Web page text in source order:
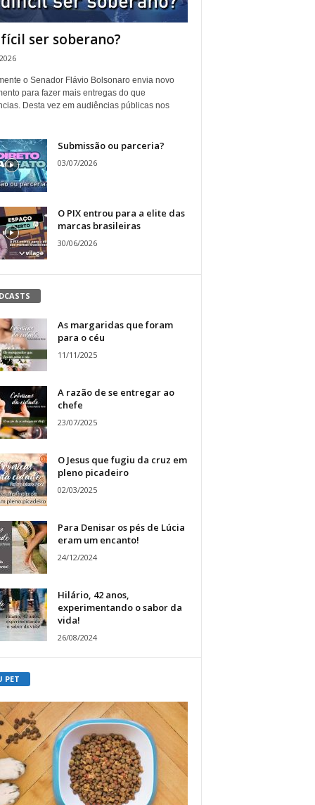
ser soberano?
o Senador Flávio Bolsonaro envia novo
para fazer mais entregas do que
Desta vez em audiências públicas nos
Submissão ou parceria?
03/07/2026
O PIX entrou para a elite das
marcas brasileiras
30/06/2026
As margaridas que foram
para o céu
11/11/2025
A razão de se entregar ao
chefe
23/07/2025
O Jesus que fugiu da cruz em
pleno picadeiro
02/03/2025
Para Denisar os pés de Lúcia
eram um encanto!
24/12/2024
Hilário, 42 anos,
experimentando o sabor da
vida!
26/08/2024
PET